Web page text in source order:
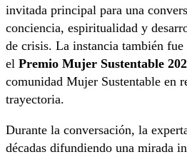
invitada principal para una
conciencia, espiritualidad y
de crisis. La instancia también
el Premio Mujer Sustentable
comunidad Mujer Sustentable en
trayectoria.
Durante la conversación, la
décadas difundiendo una mirada